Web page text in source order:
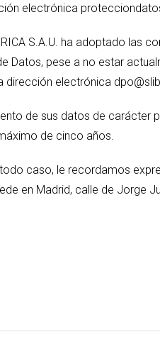
electrónica
S.A.U. ha adoptado
pese a no estar
dirección electrónica
de sus datos de
de cinco años.
caso, le recordamos
en Madrid, calle de Jorge